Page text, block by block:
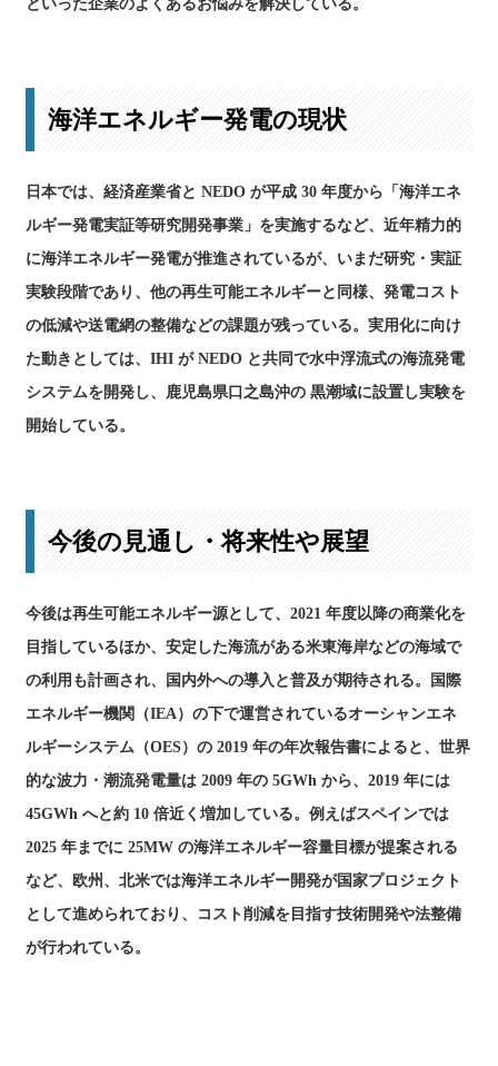
といった企業のよくあるお悩みを解決している。
海洋エネルギー発電の現状
日本では、経済産業省と NEDO が平成 30 年度から「海洋エネ
ルギー発電実証等研究開発事業」を実施するなど、近年精力的
に海洋エネルギー発電が推進されているが、いまだ研究・実証
実験段階であり、他の再生可能エネルギーと同様、発電コスト
の低減や送電網の整備などの課題が残っている。実用化に向け
た動きとしては、IHI が NEDO と共同で水中浮流式の海流発電
システムを開発し、鹿児島県口之島沖の 黒潮域に設置し実験を
開始している。
今後の見通し・将来性や展望
今後は再生可能エネルギー源として、2021 年度以降の商業化を
目指しているほか、安定した海流がある米東海岸などの海域で
の利用も計画され、国内外への導入と普及が期待される。国際
エネルギー機関（IEA）の下で運営されているオーシャンエネ
ルギーシステム（OES）の 2019 年の年次報告書によると、世界
的な波力・潮流発電量は 2009 年の 5GWh から、2019 年には
45GWh へと約 10 倍近く増加している。例えばスペインでは
2025 年までに 25MW の海洋エネルギー容量目標が提案される
など、欧州、北米では海洋エネルギー開発が国家プロジェクト
として進められており、コスト削減を目指す技術開発や法整備
が行われている。